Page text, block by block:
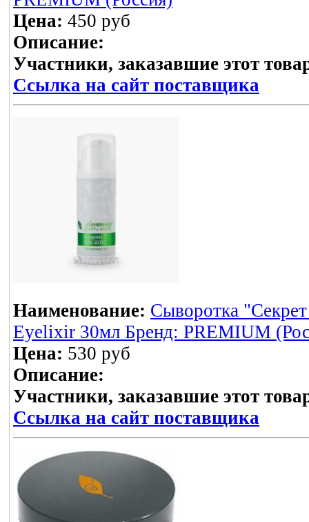
Цена: 450 руб
Описание:
Участники, заказавшие этот
Ссылка на сайт поставщика
Наименование: Сыворотка
Eyelixir 30мл Бренд: PREMIUM
Цена: 530 руб
Описание:
Участники, заказавшие этот
Ссылка на сайт поставщика